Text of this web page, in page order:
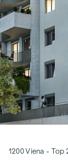
1200 Viena - Top